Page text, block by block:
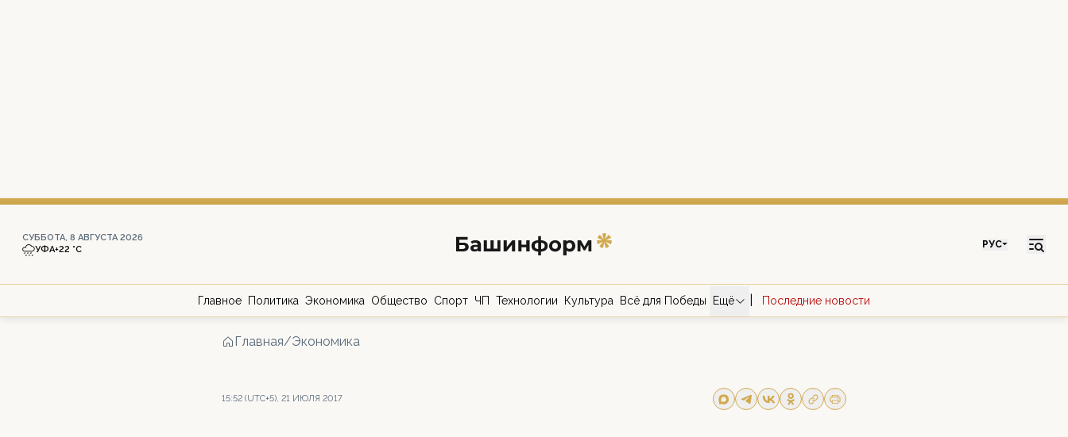
СУББОТА, 8 АВГУСТА 2026
УФА+22 °С РУС
Главное Политика Экономика Общество Спорт ЧП Технологии Культура Всё для Победы Ещё Последние новости
Главная/Экономика
15:52 (UTC+5), 21 ИЮЛЯ 2017